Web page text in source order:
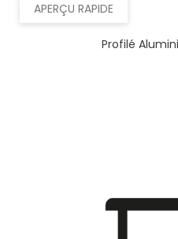
APERÇU RAPIDE
Profilé